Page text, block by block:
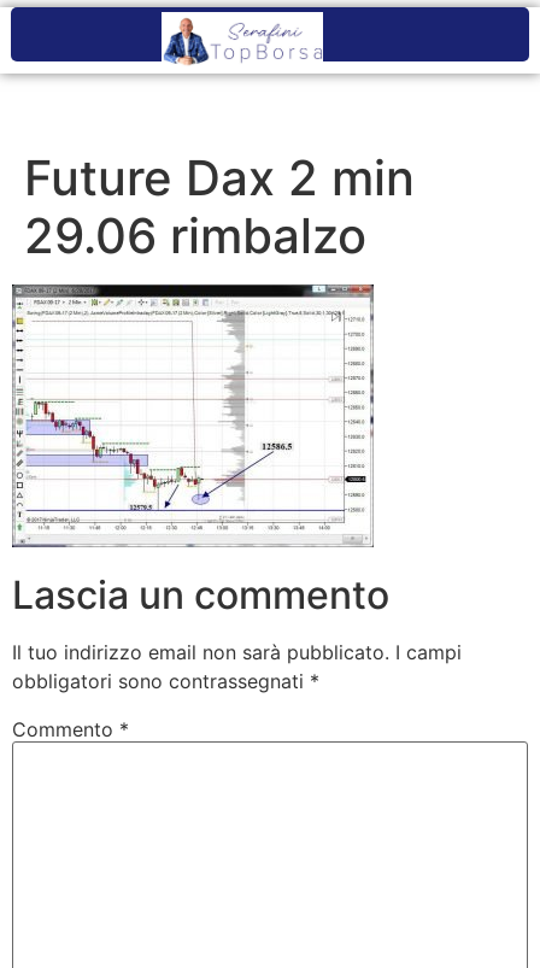
Future Dax 2 min
29.06 rimbalzo
Lascia un commento
Il tuo indirizzo email non sarà pubblicato. I campi
obbligatori sono contrassegnati *
Commento *